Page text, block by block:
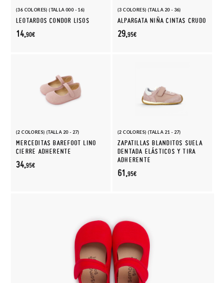
(36 COLORES) (TALLA 000 - 16)
LEOTARDOS CONDOR LISOS
14,90€
(3 COLORES) (TALLA 20 - 36)
ALPARGATA NIÑA CINTAS CRUDO
29,95€
(2 COLORES) (TALLA 20 - 27)
MERCEDITAS BAREFOOT LINO
CIERRE ADHERENTE
34,95€
(2 COLORES) (TALLA 21 - 27)
ZAPATILLAS BLANDITOS SUELA
DENTADA ELÁSTICOS Y TIRA
ADHERENTE
61,95€